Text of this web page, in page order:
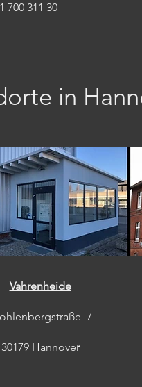
700 311 30
in
Vahrenheide
7
30179 Hannover